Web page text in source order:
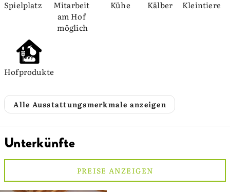
Spielplatz
Mitarbeit
am Hof
möglich
Kühe Kälber Kleintiere
Hofprodukte
Alle Ausstattungsmerkmale anzeigen
Unterkünfte
PREISE ANZEIGEN